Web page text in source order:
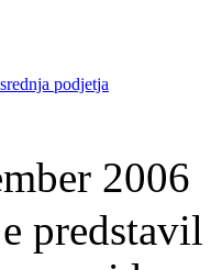
podjetja
2006
predstavil